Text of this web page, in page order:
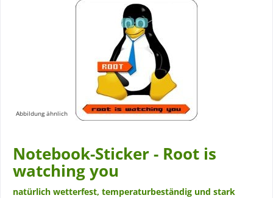
Abbildung ähnlich
Notebook-Sticker - Root is
watching you
natürlich wetterfest, temperaturbeständig und stark